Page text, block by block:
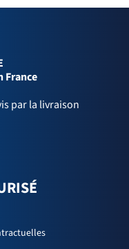
France
par la livraison